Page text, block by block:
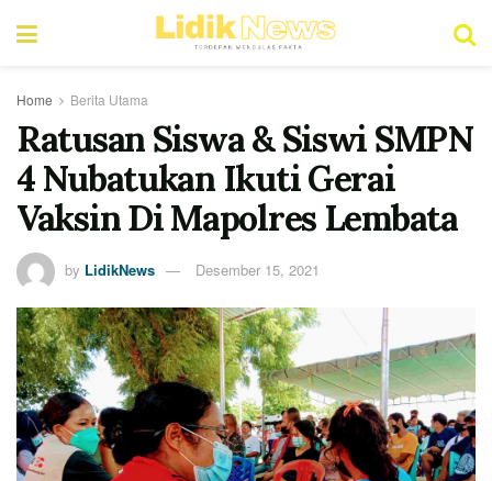
Home Berita Utama
Ratusan Siswa & Siswi SMPN
4 Nubatukan Ikuti Gerai
Vaksin Di Mapolres Lembata
by LidikNews Desember 15, 2021